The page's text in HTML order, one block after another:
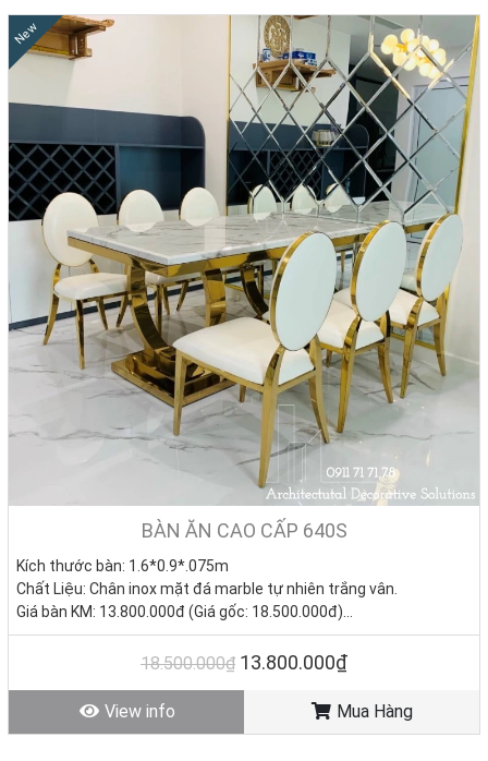
New
BÀN ĂN CAO CẤP 640S
Kích thước bàn: 1.6*0.9*.075m
Chất Liệu: Chân inox mặt đá marble tự nhiên trắng vân.
Giá bàn KM: 13.800.000đ (Giá gốc: 18.500.000đ)
Giá ghế KM: 2.050.000đ/Cái (Giá gốc 2.850.000đ)
Giá trọn bộ 6 ghế: 26.100.000đ
18.500.000₫ 13.800.000₫
View info Mua Hàng